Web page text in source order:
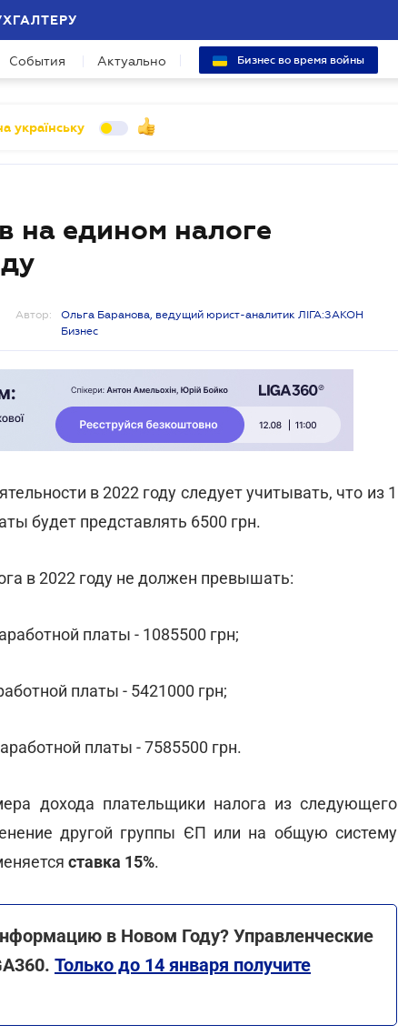
События Актуально Бизнес во время войны
українську
на едином налоге
Автор:
Ольга Баранова, ведущий юрист-аналитик ЛІГА:ЗАКОН
Бизнес
в 2022 году следует учитывать, что из 1
будет представлять 6500 грн.
в 2022 году не должен превышать:
платы - 1085500 грн;
платы - 5421000 грн;
платы - 7585500 грн.
дохода плательщики налога из следующего
другой группы ЄП или на общую систему
ставка 15%.
в Новом Году? Управленческие
Только до 14 января получите